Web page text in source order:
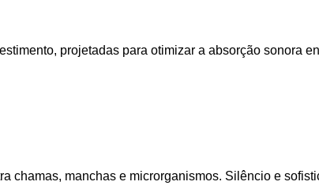
projetadas para otimizar a absorção sonora
chamas, manchas e microrganismos. Silêncio e